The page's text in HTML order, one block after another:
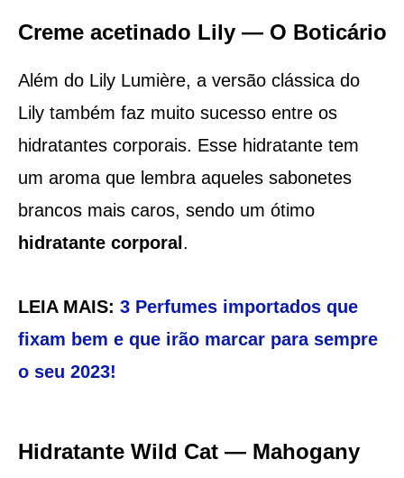
Creme acetinado Lily — O Boticário
Além do Lily Lumière, a versão clássica do
Lily também faz muito sucesso entre os
hidratantes corporais. Esse hidratante tem
um aroma que lembra aqueles sabonetes
brancos mais caros, sendo um ótimo
hidratante corporal .
LEIA MAIS: 3 Perfumes importados que
fixam bem e que irão marcar para sempre
o seu 2023!
Hidratante Wild Cat — Mahogany